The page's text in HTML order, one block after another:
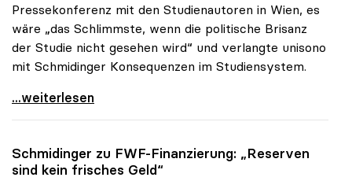
Pressekonferenz mit den Studienautoren in Wien, es
wäre „das Schlimmste, wenn die politische Brisanz
der Studie nicht gesehen wird“ und verlangte unisono
mit Schmidinger Konsequenzen im Studiensystem.
Schmidinger zu IHS-Studie: „Erwarte
...weiterlesen
Schmidinger zu FWF-Finanzierung: „Reserven
sind kein frisches Geld“